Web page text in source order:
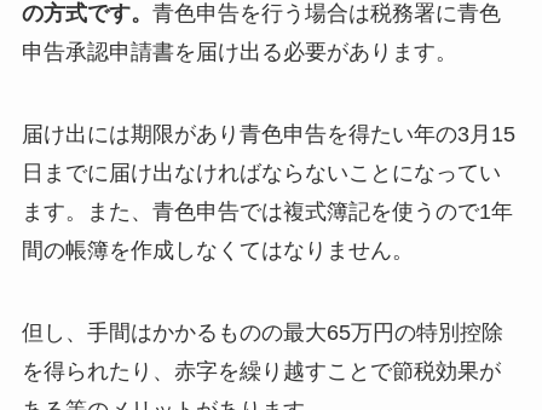
の方式です。 青色申告を行う場合は税務署に青色
申告承認申請書を届け出る必要があります。
届け出には期限があり青色申告を得たい年の3月15
日までに届け出なければならないことになってい
ます。また、青色申告では複式簿記を使うので1年
間の帳簿を作成しなくてはなりません。
但し、手間はかかるものの最大65万円の特別控除
を得られたり、赤字を繰り越すことで節税効果が